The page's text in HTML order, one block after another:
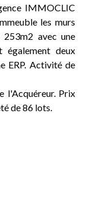
IMMOCLIC
les murs
avec une
deux
ERP. Activité de
l'Acquéreur. Prix
de 86 lots.